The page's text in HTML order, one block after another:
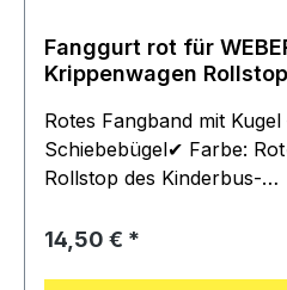
Fanggurt rot für
Krippenwagen
Rotes Fangband mit
Schiebebügel✔ Farbe:
Rollstop des Kinderbus-
Rot mit eingenähter Kugel
Regulärer Preis:
14,50 €